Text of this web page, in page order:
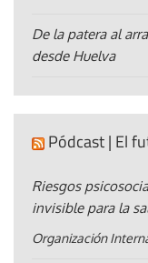
De la patera al
desde Huelva
Pódcast | El
Riesgos
invisible para la
Organización